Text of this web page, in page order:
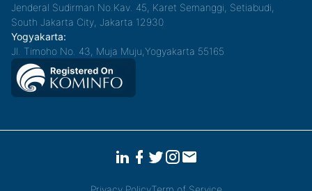
Jenderal Sudirman No.Kav. 45, Karet Semanggi, Setiabudi,
South Jakarta City, Jakarta 12930
Yogyakarta:
Jl. Timoho No. 43, Muja Muju,Yogyakarta 55165